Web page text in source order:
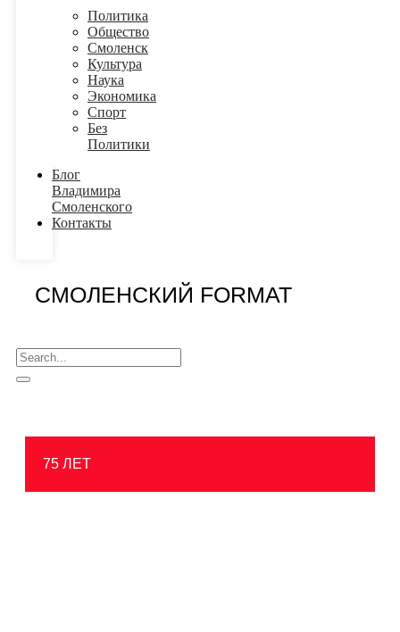
Политика
Общество
Смоленск
Культура
Наука
Экономика
Спорт
Без
Политики
Блог
Владимира
Смоленского
Контакты
СМОЛЕНСКИЙ FORMAT
75 ЛЕТ